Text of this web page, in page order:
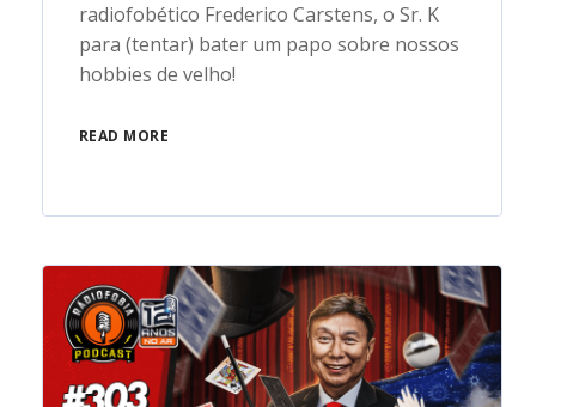
radiofobético Frederico Carstens, o Sr. K
para (tentar) bater um papo sobre nossos
hobbies de velho!
READ MORE